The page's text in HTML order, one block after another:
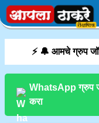
⚡ 🔔 आमचे ग्रुप
WhatsApp ग्रुप
करा